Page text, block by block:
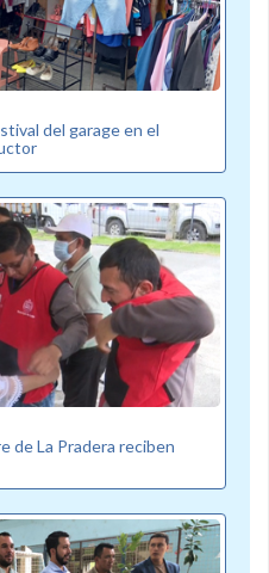
del garage en el
de La Pradera reciben